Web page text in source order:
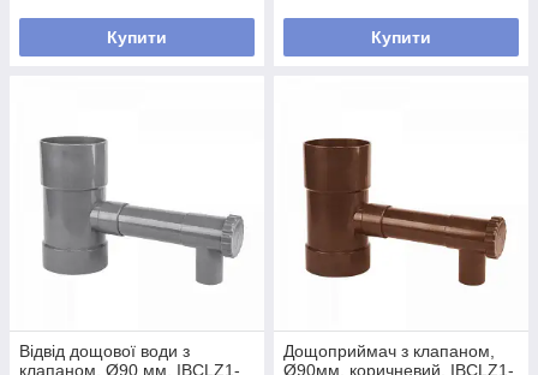
Купити Купити
Відвід дощової води з
клапаном, Ø90 мм, IBCLZ1-
Дощоприймач з клапаном,
Ø90мм, коричневий, IBCLZ1-